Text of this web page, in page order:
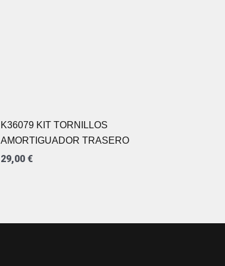
K36079 KIT TORNILLOS
AMORTIGUADOR TRASERO
29,00 €